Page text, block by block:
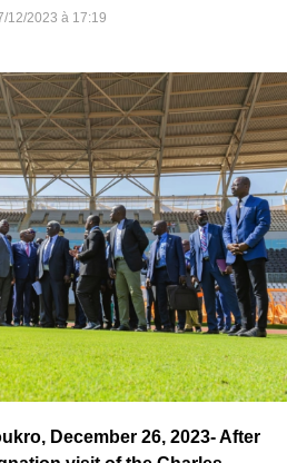
12/2023 à 17:19
December 26, 2023- After